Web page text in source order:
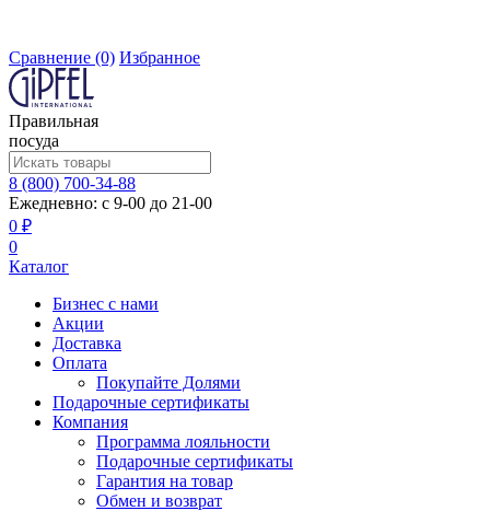
Сравнение (0) Избранное
Правильная
посуда
8 (800) 700-34-88
Ежедневно: с 9-00 до 21-00
0 ₽
0
Каталог
Бизнес с нами
Акции
Доставка
Оплата
Покупайте Долями
Подарочные сертификаты
Компания
Программа лояльности
Подарочные сертификаты
Гарантия на товар
Обмен и возврат